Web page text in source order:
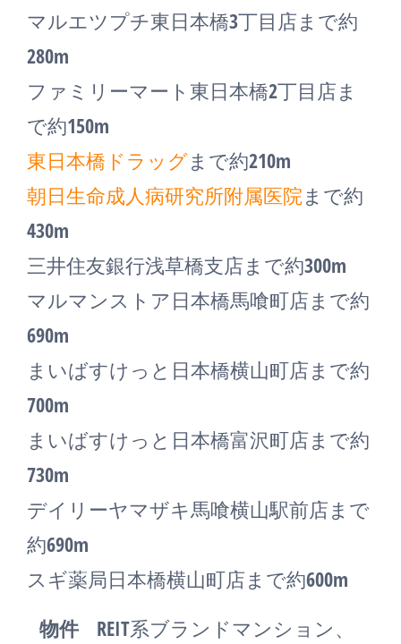
マルエツプチ東日本橋3丁目店まで約
280m
ファミリーマート東日本橋2丁目店ま
で約150m
東日本橋ドラッグまで約210m
朝日生命成人病研究所附属医院まで約
430m
三井住友銀行浅草橋支店まで約300m
マルマンストア日本橋馬喰町店まで約
690m
まいばすけっと日本橋横山町店まで約
700m
まいばすけっと日本橋富沢町店まで約
730m
デイリーヤマザキ馬喰横山駅前店まで
約690m
スギ薬局日本橋横山町店まで約600m
物件
REIT系ブランドマンション、